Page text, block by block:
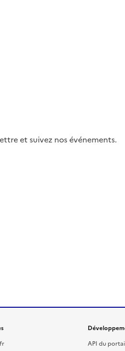
et suivez nos événements.
API du